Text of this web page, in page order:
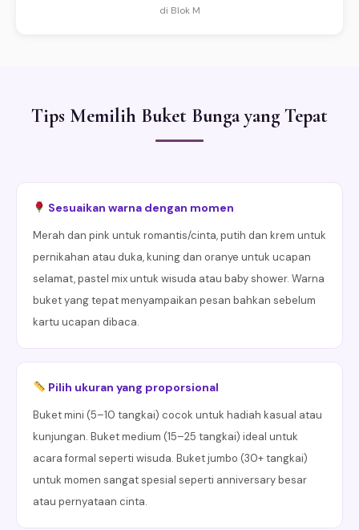
di Blok M
Tips Memilih Buket Bunga yang Tepat
Sesuaikan warna dengan momen
Merah dan pink untuk romantis/cinta, putih dan krem untuk
pernikahan atau duka, kuning dan oranye untuk ucapan
selamat, pastel mix untuk wisuda atau baby shower. Warna
buket yang tepat menyampaikan pesan bahkan sebelum
kartu ucapan dibaca.
Pilih ukuran yang proporsional
Buket mini (5–10 tangkai) cocok untuk hadiah kasual atau
kunjungan. Buket medium (15–25 tangkai) ideal untuk
acara formal seperti wisuda. Buket jumbo (30+ tangkai)
untuk momen sangat spesial seperti anniversary besar
atau pernyataan cinta.